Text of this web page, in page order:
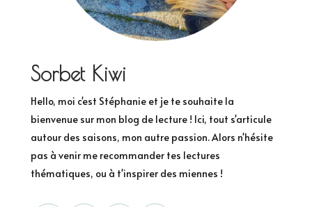
Sorbet Kiwi
Hello, moi c'est Stéphanie et je te souhaite la
bienvenue sur mon blog de lecture ! Ici, tout s'articule
autour des saisons, mon autre passion. Alors n'hésite
pas à venir me recommander tes lectures
thématiques, ou à t'inspirer des miennes !